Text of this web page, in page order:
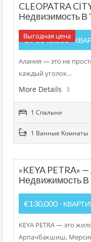
CLEOPATRA
Недвиэимость В
Выгодная цена
От €145,000-
Алания — это не
каждый уголок…
More Details
1 Cпальни
1 Bанные Kомнаты
»KEYA PETRA»
Недвижимость
€130,000 -
KEYA PETRA — это
Арпачбакшиш,